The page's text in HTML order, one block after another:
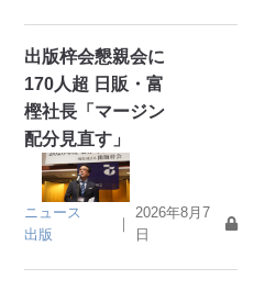
出版梓会懇親会に
170人超 日販・富
樫社長「マージン
配分見直す」
ニュース
出版
｜
2026年8月7
日